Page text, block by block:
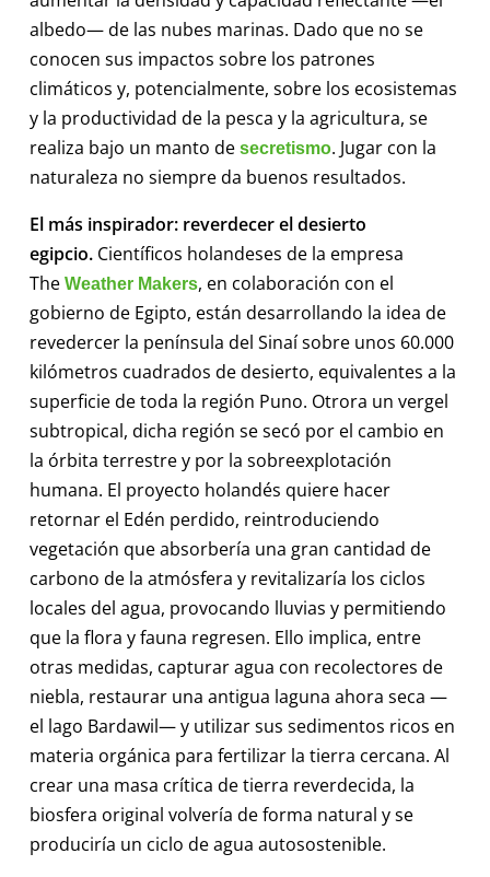
albedo— de las nubes marinas. Dado que no se
conocen sus impactos sobre los patrones
climáticos y, potencialmente, sobre los ecosistemas
y la productividad de la pesca y la agricultura, se
realiza bajo un manto de secretismo. Jugar con la
naturaleza no siempre da buenos resultados.
El más inspirador: reverdecer el desierto
egipcio. Científicos holandeses de la empresa
The Weather Makers, en colaboración con el
gobierno de Egipto, están desarrollando la idea de
revedercer la península del Sinaí sobre unos 60.000
kilómetros cuadrados de desierto, equivalentes a la
superficie de toda la región Puno. Otrora un vergel
subtropical, dicha región se secó por el cambio en
la órbita terrestre y por la sobreexplotación
humana. El proyecto holandés quiere hacer
retornar el Edén perdido, reintroduciendo
vegetación que absorbería una gran cantidad de
carbono de la atmósfera y revitalizaría los ciclos
locales del agua, provocando lluvias y permitiendo
que la flora y fauna regresen. Ello implica, entre
otras medidas, capturar agua con recolectores de
niebla, restaurar una antigua laguna ahora seca —
el lago Bardawil— y utilizar sus sedimentos ricos en
materia orgánica para fertilizar la tierra cercana. Al
crear una masa crítica de tierra reverdecida, la
biosfera original volvería de forma natural y se
produciría un ciclo de agua autosostenible.